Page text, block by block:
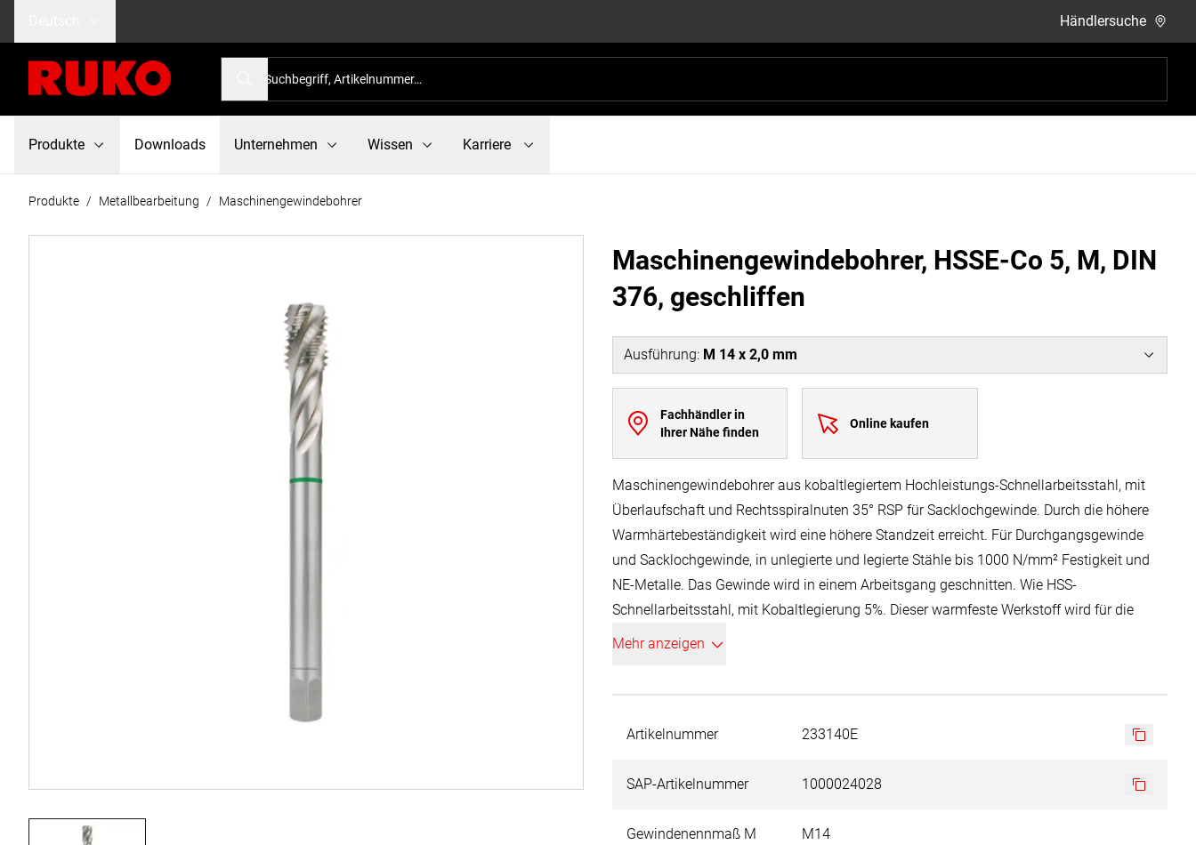
Händlersuche
Produkte Downloads Unternehmen Wissen Karriere
Produkte / Metallbearbeitung / Maschinengewindebohrer
Maschinengewindebohrer, HSSE-Co 5, M, DIN
376, geschliffen
Ausführung: M 14 x 2,0 mm
Fachhändler in
Ihrer Nähe finden
Online kaufen
Maschinengewindebohrer aus kobaltlegiertem Hochleistungs-Schnellarbeitsstahl, mit
Überlaufschaft und Rechtsspiralnuten 35° RSP für Sacklochgewinde. Durch die höhere
Warmhärtebeständigkeit wird eine höhere Standzeit erreicht. Für Durchgangsgewinde
und Sacklochgewinde, in unlegierte und legierte Stähle bis 1000 N/mm² Festigkeit und
NE-Metalle. Das Gewinde wird in einem Arbeitsgang geschnitten. Wie HSS-
Schnellarbeitsstahl, mit Kobaltlegierung 5%. Dieser warmfeste Werkstoff wird für die
Bearbeitung von Materialien mit höherer Festigkeit und bei langen Schnittkanälen mit
Abbildung schematisch. Kleinere Durchmesser können produktionsbedingt mit Spitze
Mehr anzeigen
Artikelnummer 233140E
SAP-Artikelnummer 1000024028
Gewindenennmaß M M14